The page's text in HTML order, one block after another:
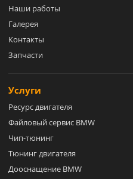
Наши работы
Галерея
Контакты
Запчасти
Услуги
Ресурс двигателя
Файловый сервис BMW
Чип-тюнинг
Тюнинг двигателя
Дооснащение BMW